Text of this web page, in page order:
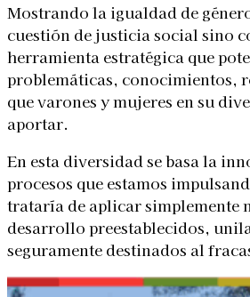
Mostrando la igualdad de
cuestión de justicia social sino
herramienta estratégica que
problemáticas, conocimientos,
que varones y mujeres en su
aportar.
En esta diversidad se basa la
procesos que estamos
trataría de aplicar simplemente
desarrollo preestablecidos,
seguramente destinados al